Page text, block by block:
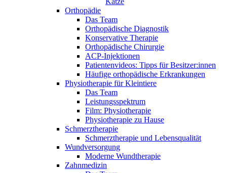
Orthopädie
Das Team
Orthopädische Diagnostik
Konservative Therapie
Orthopädische Chirurgie
ACP-Injektionen
Patientenvideos: Tipps für Besitzer:innen
Häufige orthopädische Erkrankungen
Physiotherapie für Kleintiere
Das Team
Leistungsspektrum
Film: Physiotherapie
Physiotherapie zu Hause
Schmerztherapie
Schmerztherapie und Lebensqualität
Wundversorgung
Moderne Wundtherapie
Zahnmedizin